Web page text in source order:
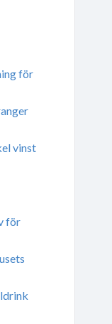
för
vinst
för